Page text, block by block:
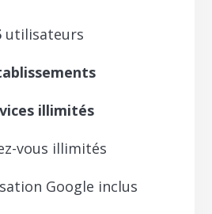
utilisateurs
illimités
vous illimités
Google inclus